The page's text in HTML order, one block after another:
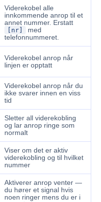
Viderekobel alle
innkommende anrop til et
annet nummer. Erstatt
[nr]
med
telefonnummeret.
Viderekobel anrop når
linjen er opptatt
Viderekobel anrop når du
ikke svarer innen en viss
tid
Sletter all viderekobling
og lar anrop ringe som
normalt
Viser om det er aktiv
viderekobling og til hvilket
nummer
Aktiverer anrop venter —
du hører et signal hvis
noen ringer mens du er i